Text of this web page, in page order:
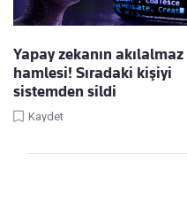
Yapay zekanın akılalmaz
hamlesi! Sıradaki kişiyi
sistemden sildi
Kaydet